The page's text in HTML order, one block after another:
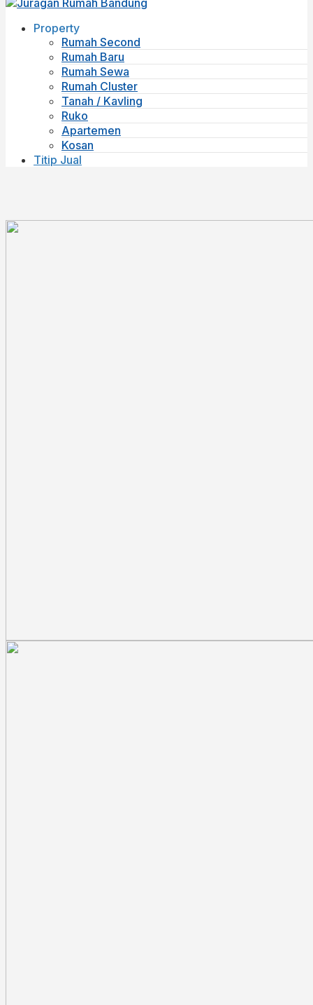
Property
Rumah Second
Rumah Baru
Rumah Sewa
Rumah Cluster
Tanah / Kavling
Ruko
Apartemen
Kosan
Titip Jual